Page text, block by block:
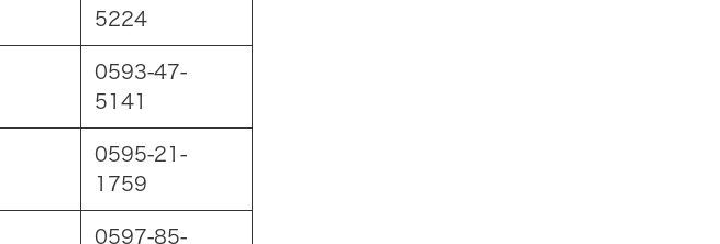
5224
0593-47-
5141
0595-21-
1759
0597-85-